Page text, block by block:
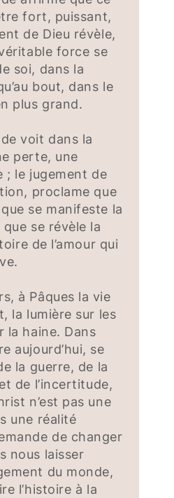
fort, puissant,
de Dieu révèle,
force se
soi, dans la
bout, dans le
plus grand.
voit dans la
perte, une
; le jugement de
proclame que
se manifeste la
se révèle la
de l’amour qui
à Pâques la vie
la lumière sur les
la haine. Dans
aujourd’hui, se
la guerre, de la
de l’incertitude,
n’est pas une
une réalité
de changer
nous laisser
du monde,
l’histoire à la